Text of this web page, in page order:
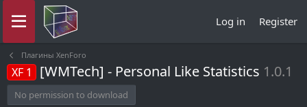
Log in Register
Плагины XenForo
XF 1 [WMTech] - Personal Like Statistics 1.0.1
No permission to download